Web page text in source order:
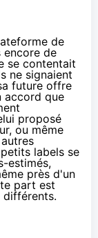
de
encore de
se contentait
ne signaient
future offre
accord que
proposé
ou même
labels se
estimés,
près d'un
part est
différents.